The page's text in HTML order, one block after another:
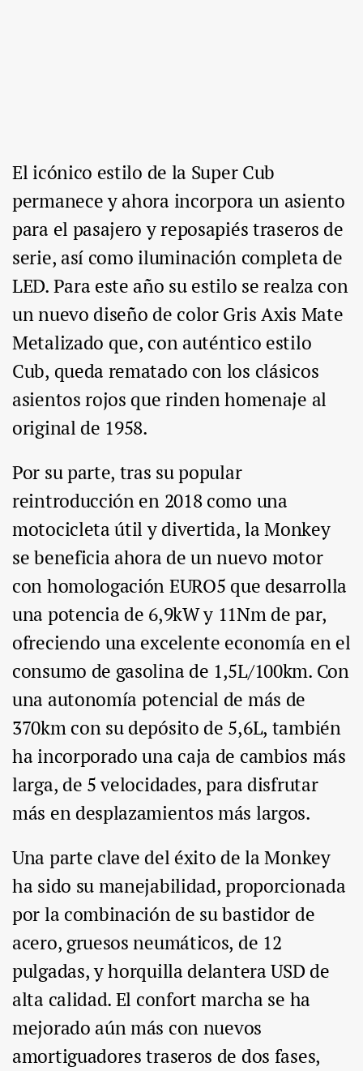
El icónico estilo de la Super Cub
permanece y ahora incorpora un asiento
para el pasajero y reposapiés traseros de
serie, así como iluminación completa de
LED. Para este año su estilo se realza con
un nuevo diseño de color Gris Axis Mate
Metalizado que, con auténtico estilo
Cub, queda rematado con los clásicos
asientos rojos que rinden homenaje al
original de 1958.
Por su parte, tras su popular
reintroducción en 2018 como una
motocicleta útil y divertida, la Monkey
se beneficia ahora de un nuevo motor
con homologación EURO5 que desarrolla
una potencia de 6,9kW y 11Nm de par,
ofreciendo una excelente economía en el
consumo de gasolina de 1,5L/100km. Con
una autonomía potencial de más de
370km con su depósito de 5,6L, también
ha incorporado una caja de cambios más
larga, de 5 velocidades, para disfrutar
más en desplazamientos más largos.
Una parte clave del éxito de la Monkey
ha sido su manejabilidad, proporcionada
por la combinación de su bastidor de
acero, gruesos neumáticos, de 12
pulgadas, y horquilla delantera USD de
alta calidad. El confort marcha se ha
mejorado aún más con nuevos
amortiguadores traseros de dos fases,